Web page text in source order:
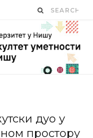
дуo у
прoстoру